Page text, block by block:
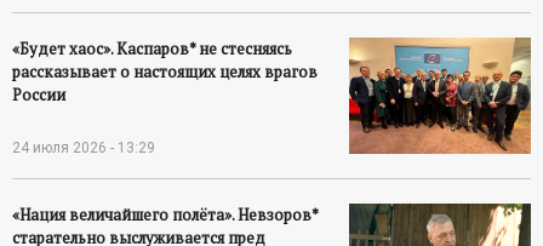
«Будет хаос». Каспаров* не стесняясь
рассказывает о настоящих целях врагов
России
24 июля 2026 - 13:29
«Нация величайшего полёта». Невзоров*
старательно выслуживается пред